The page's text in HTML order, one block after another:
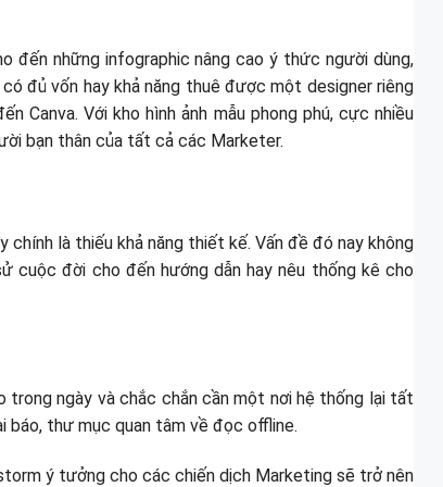
đến những infographic nâng cao ý thức người dùng,
đủ vốn hay khả năng thuê được một designer riêng
Canva. Với kho hình ảnh mẫu phong phú, cực nhiều
bạn thân của tất cả các Marketer.
là thiếu khả năng thiết kế. Vấn đề đó nay không
cuộc đời cho đến hướng dẫn hay nêu thống kê cho
ngày và chắc chắn cần một nơi hệ thống lại tất
báo, thư mục quan tâm về đọc offline.
ý tưởng cho các chiến dịch Marketing sẽ trở nên